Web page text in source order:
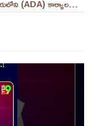
MPEO తమ సమస్యల పరిష్కారం కోరుతూ ఆలూరులోని (ADA) కార్యాలయం ఎదుట దీక్ష ||YES 9TV #kurnool